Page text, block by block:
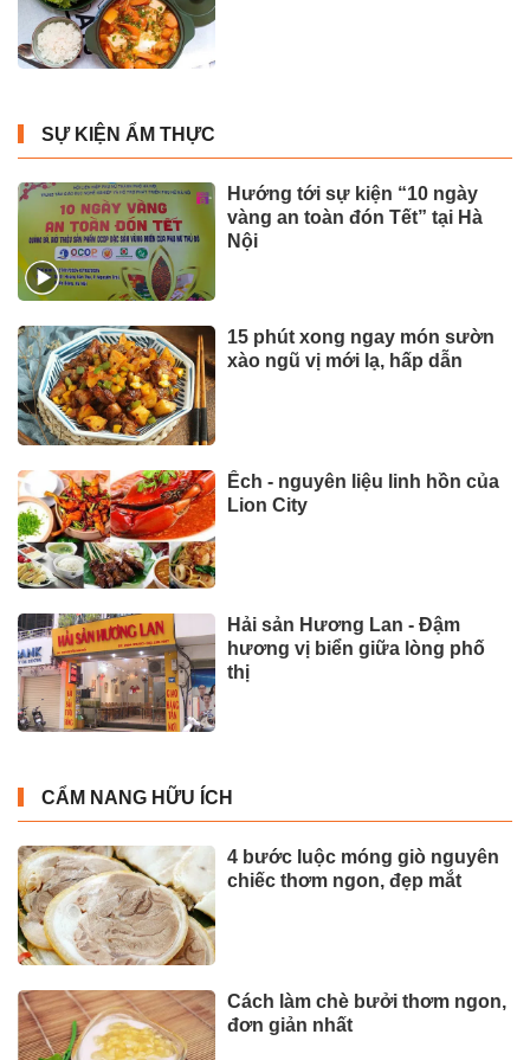
SỰ KIỆN ẨM THỰC
Hướng tới sự kiện “10 ngày
vàng an toàn đón Tết” tại Hà
Nội
15 phút xong ngay món sườn
xào ngũ vị mới lạ, hấp dẫn
Ếch - nguyên liệu linh hồn của
Lion City
Hải sản Hương Lan - Đậm
hương vị biển giữa lòng phố
thị
CẨM NANG HỮU ÍCH
4 bước luộc móng giò nguyên
chiếc thơm ngon, đẹp mắt
Cách làm chè bưởi thơm ngon,
đơn giản nhất